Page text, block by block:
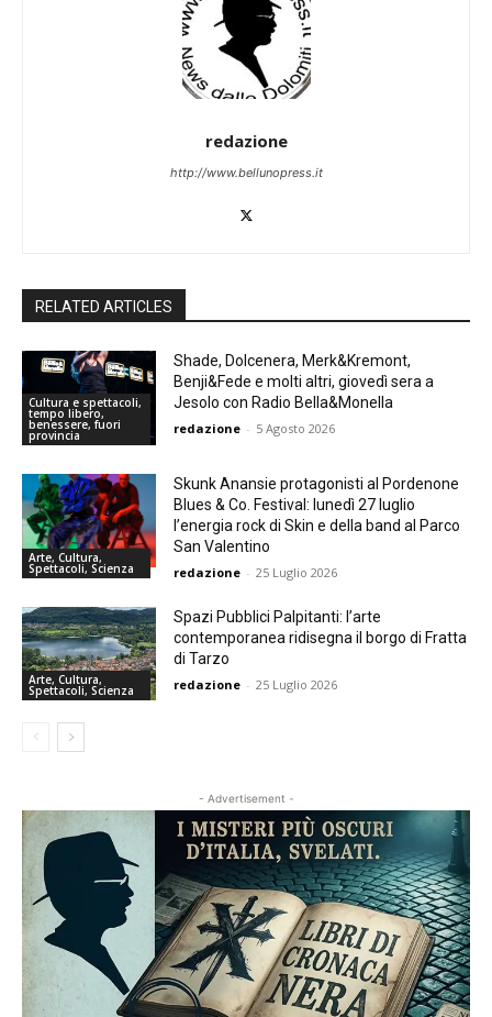
redazione
http://www.bellunopress.it
RELATED ARTICLES
Cultura e spettacoli,
tempo libero,
benessere, fuori
provincia
Shade, Dolcenera, Merk&Kremont,
Benji&Fede e molti altri, giovedì sera a
Jesolo con Radio Bella&Monella
redazione - 5 Agosto 2026
Arte, Cultura,
Spettacoli, Scienza
Skunk Anansie protagonisti al Pordenone
Blues & Co. Festival: lunedì 27 luglio
l’energia rock di Skin e della band al Parco
San Valentino
redazione - 25 Luglio 2026
Arte, Cultura,
Spettacoli, Scienza
Spazi Pubblici Palpitanti: l’arte
contemporanea ridisegna il borgo di Fratta
di Tarzo
redazione - 25 Luglio 2026
- Advertisement -